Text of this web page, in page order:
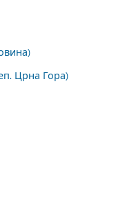
Црна Гора)